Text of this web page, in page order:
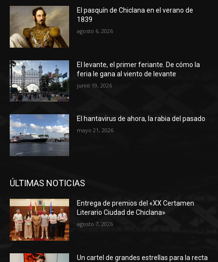
El pasquín de Chiclana en el verano de
1839
agosto 6, 2026
El levante, el primer feriante. De cómo la
feria le gana al viento de levante
junio 19, 2026
El hantavirus de ahora, la rabia del pasado
mayo 21, 2026
ÚLTIMAS NOTICIAS
Entrega de premios del «XX Certamen
Literario Ciudad de Chiclana»
agosto 7, 2026
Un cartel de grandes estrellas para la recta